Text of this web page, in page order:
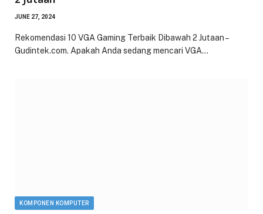
JUNE 27, 2024
Rekomendasi 10 VGA Gaming Terbaik Dibawah 2 Jutaan –
Gudintek.com. Apakah Anda sedang mencari VGA…
KOMPONEN KOMPUTER